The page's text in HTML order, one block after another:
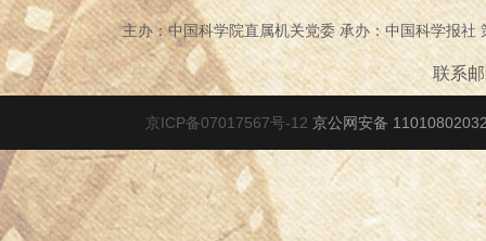
主办：中国科学院直属机关党委 承办：中国科学报
联系
京ICP备07017567号-12 京公网安备